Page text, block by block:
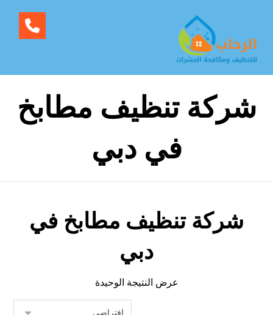
شركة تنظيف مطابخ
في دبي
شركة تنظيف مطابخ في
دبي
عرض النتيجة الوحيدة